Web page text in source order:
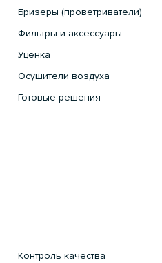
Бризеры (проветриватели)
Фильтры и аксессуары
Уценка
Осушители воздуха
Готовые решения
Контроль качества